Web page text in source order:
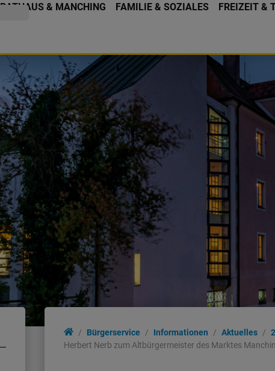
RATHAUS & MANCHING FAMILIE & SOZIALES FREIZEIT &
Bürgerservice Informationen Aktuelles
Herbert Nerb zum Altbürgermeister des Marktes